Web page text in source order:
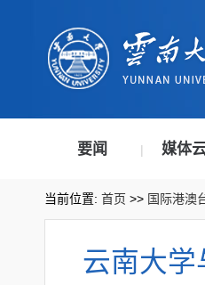
要闻 | 媒体
当前位置: 首页 >> 国际港澳
云南大